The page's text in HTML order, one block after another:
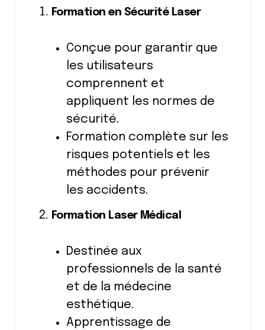
Formation en Sécurité Laser
Conçue pour garantir que
les utilisateurs
comprennent et
appliquent les normes de
sécurité.
Formation complète sur les
risques potentiels et les
méthodes pour prévenir
les accidents.
Formation Laser Médical
Destinée aux
professionnels de la santé
et de la médecine
esthétique.
Apprentissage de